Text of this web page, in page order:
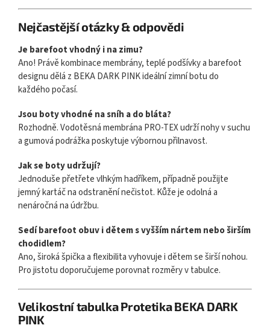
Nejčastější otázky & odpovědi
Je barefoot vhodný i na zimu?
Ano! Právě kombinace membrány, teplé podšívky a barefoot
designu dělá z BEKA DARK PINK ideální zimní botu do
každého počasí.
Jsou boty vhodné na sníh a do bláta?
Rozhodně. Vodotěsná membrána PRO-TEX udrží nohy v suchu
a gumová podrážka poskytuje výbornou přilnavost.
Jak se boty udržují?
Jednoduše přetřete vlhkým hadříkem, případně použijte
jemný kartáč na odstranění nečistot. Kůže je odolná a
nenáročná na údržbu.
Sedí barefoot obuv i dětem s vyšším nártem nebo širším
chodidlem?
Ano, široká špička a flexibilita vyhovuje i dětem se širší nohou.
Pro jistotu doporučujeme porovnat rozměry v tabulce.
Velikostní tabulka Protetika BEKA DARK
PINK